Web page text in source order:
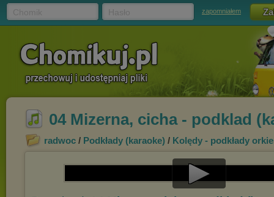
zapomniałem
04 Mizerna, cicha - podklad
radwoc / Podkłady (karaoke) / Kolędy - podkłady
Play